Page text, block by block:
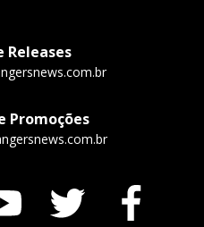
Releases
Promoções